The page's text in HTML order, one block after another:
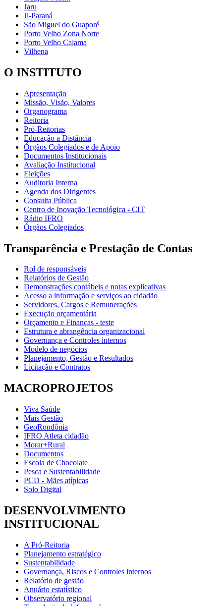
Jaru
Ji-Paraná
São Miguel do Guaporé
Porto Velho Zona Norte
Porto Velho Calama
Vilhena
O INSTITUTO
Apresentação
Missão, Visão, Valores
Organograma
Reitoria
Pró-Reitorias
Educação a Distância
Órgãos Colegiados e de Apoio
Documentos Institucionais
Avaliação Institucional
Eleições
Auditoria Interna
Agenda dos Dirigentes
Consulta Pública
Centro de Inovação Tecnológica - CIT
Rádio IFRO
Órgãos Colegiados
Transparência e Prestação de Contas
Rol de responsáveis
Relatórios de Gestão
Demonstrações contábeis e notas explicativas
Acesso a informação e serviços ao cidadão
Servidores, Cargos e Remunerações
Execução orçamentária
Orçamento e Finanças - teste
Estrutura e abrangência organizacional
Governança e Controles internos
Modelo de negócios
Planejamento, Gestão e Resultados
Licitação e Contratos
MACROPROJETOS
Viva Saúde
Mais Gestão
GeoRondônia
IFRO Atleta cidadão
Morar+Rural
Documentos
Escola de Chocolate
Pesca e Sustentabilidade
PCD - Mães atípicas
Solo Digital
DESENVOLVIMENTO
INSTITUCIONAL
A Pró-Reitoria
Planejamento estratégico
Sustentabilidade
Governança, Riscos e Controles internos
Relatório de gestão
Anuário estatístico
Observatório regional